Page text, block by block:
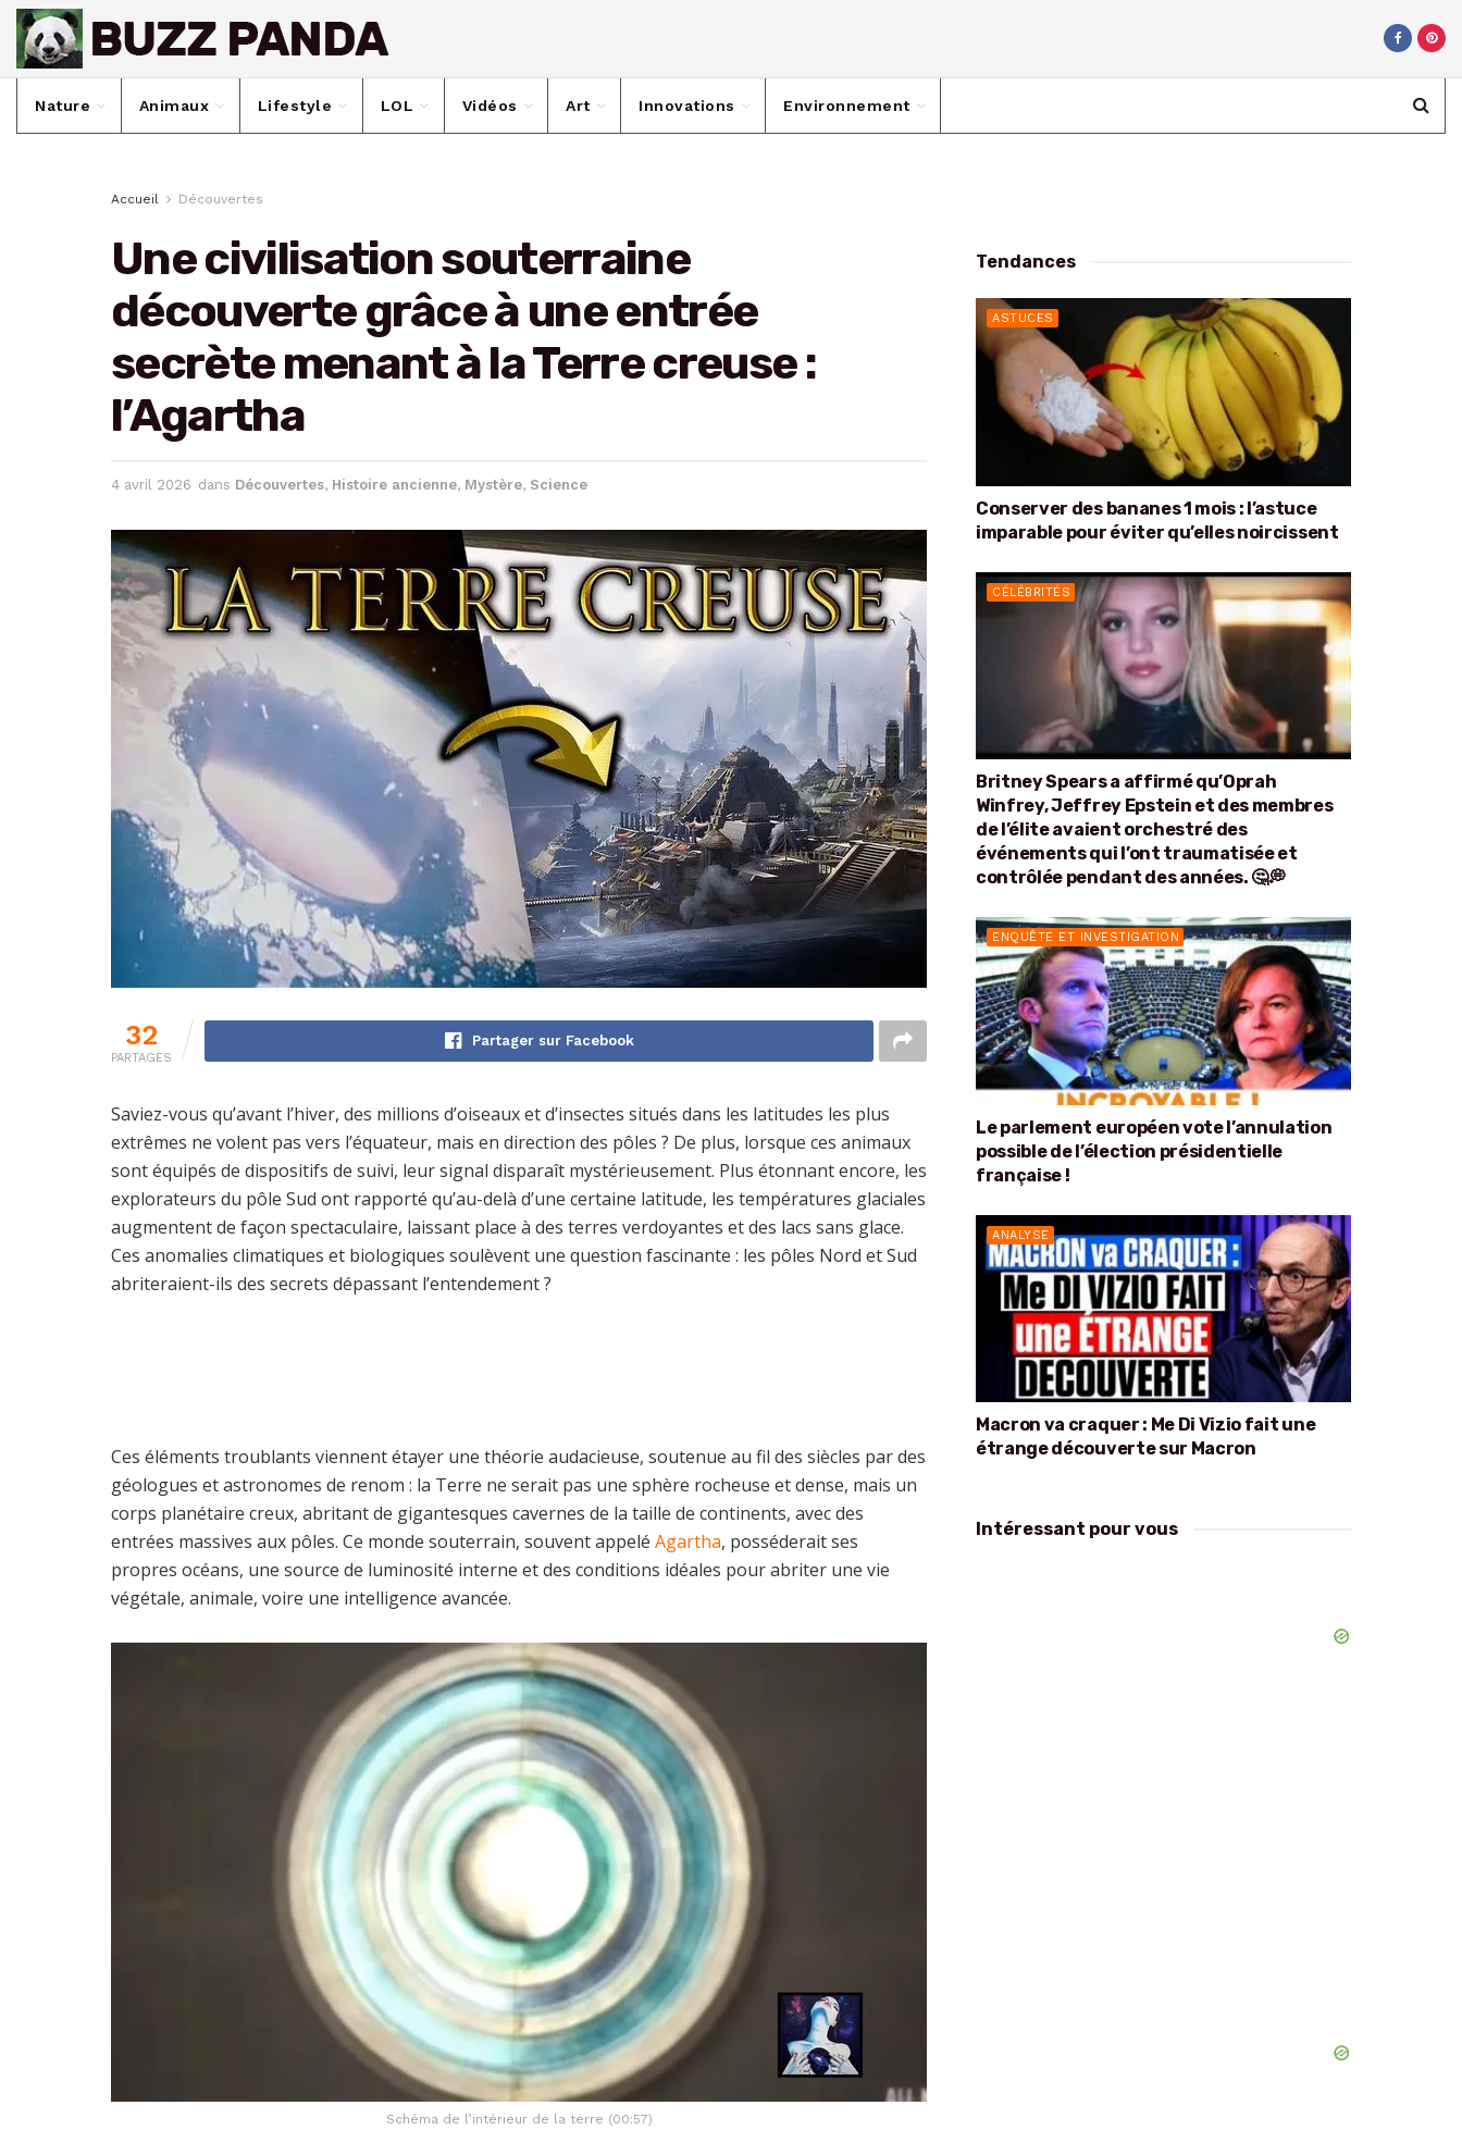
Nature Animaux Lifestyle LOL Vidéos Art Innovations Environnement
Accueil Découvertes
Une civilisation souterraine
découverte grâce à une entrée
secrète menant à la Terre creuse :
l’Agartha
4 avril 2026 dans Découvertes, Histoire ancienne, Mystère, Science
32
PARTAGES
Partager sur Facebook
Saviez-vous qu’avant l’hiver, des millions d’oiseaux et d’insectes situés dans les latitudes les plus
extrêmes ne volent pas vers l’équateur, mais en direction des pôles ? De plus, lorsque ces animaux
sont équipés de dispositifs de suivi, leur signal disparaît mystérieusement. Plus étonnant encore, les
explorateurs du pôle Sud ont rapporté qu’au-delà d’une certaine latitude, les températures glaciales
augmentent de façon spectaculaire, laissant place à des terres verdoyantes et des lacs sans glace.
Ces anomalies climatiques et biologiques soulèvent une question fascinante : les pôles Nord et Sud
abriteraient-ils des secrets dépassant l’entendement ?
Ces éléments troublants viennent étayer une théorie audacieuse, soutenue au fil des siècles par des
géologues et astronomes de renom : la Terre ne serait pas une sphère rocheuse et dense, mais un
corps planétaire creux, abritant de gigantesques cavernes de la taille de continents, avec des
entrées massives aux pôles. Ce monde souterrain, souvent appelé Agartha, posséderait ses
propres océans, une source de luminosité interne et des conditions idéales pour abriter une vie
végétale, animale, voire une intelligence avancée.
Schéma de l’intérieur de la terre (00:57)
Tendances
ASTUCES
Conserver des bananes 1 mois : l’astuce
imparable pour éviter qu’elles noircissent
CÉLÉBRITÉS
Britney Spears a affirmé qu’Oprah
Winfrey, Jeffrey Epstein et des membres
de l’élite avaient orchestré des
événements qui l’ont traumatisée et
contrôlée pendant des années. 🤔💭
ENQUÊTE ET INVESTIGATION
Le parlement européen vote l’annulation
possible de l’élection présidentielle
française !
ANALYSE
Macron va craquer : Me Di Vizio fait une
étrange découverte sur Macron
Intéressant pour vous